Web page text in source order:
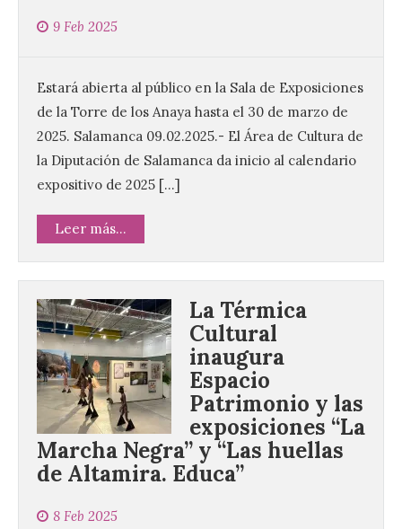
9 Feb 2025
Estará abierta al público en la Sala de Exposiciones
de la Torre de los Anaya hasta el 30 de marzo de
2025. Salamanca 09.02.2025.- El Área de Cultura de
la Diputación de Salamanca da inicio al calendario
expositivo de 2025 […]
Leer más...
La Térmica
Cultural
inaugura
Espacio
Patrimonio y las
exposiciones “La
Marcha Negra” y “Las huellas
de Altamira. Educa”
8 Feb 2025